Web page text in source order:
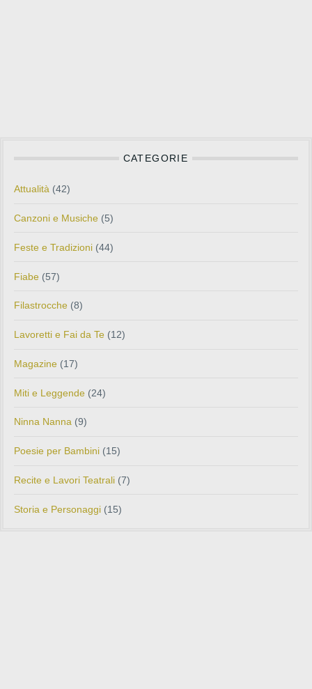
CATEGORIE
Attualità (42)
Canzoni e Musiche (5)
Feste e Tradizioni (44)
Fiabe (57)
Filastrocche (8)
Lavoretti e Fai da Te (12)
Magazine (17)
Miti e Leggende (24)
Ninna Nanna (9)
Poesie per Bambini (15)
Recite e Lavori Teatrali (7)
Storia e Personaggi (15)